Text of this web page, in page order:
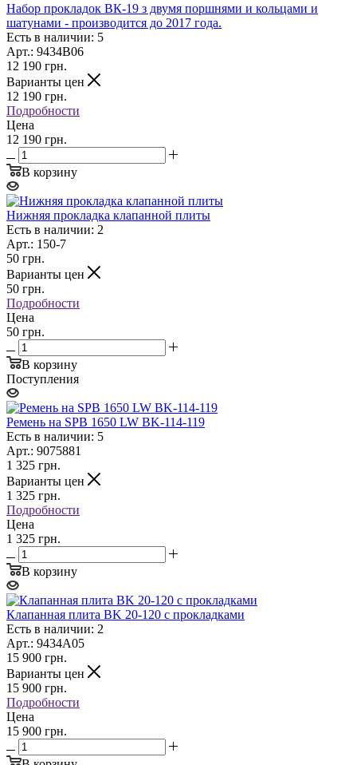
Набор прокладок ВК-19 з двумя поршнями и кольцами и
шатунами - производится до 2017 года.
Есть в наличии: 5
Арт.: 9434B06
12 190 грн.
Варианты цен
12 190 грн.
Подробности
Цена
12 190 грн.
В корзину
Нижняя прокладка клапанной плиты
Есть в наличии: 2
Арт.: 150-7
50 грн.
Варианты цен
50 грн.
Подробности
Цена
50 грн.
В корзину
Поступления
Ремень на SPB 1650 LW BK-114-119
Есть в наличии: 5
Арт.: 9075881
1 325 грн.
Варианты цен
1 325 грн.
Подробности
Цена
1 325 грн.
В корзину
Клапанная плита BK 20-120 с прокладками
Есть в наличии: 2
Арт.: 9434A05
15 900 грн.
Варианты цен
15 900 грн.
Подробности
Цена
15 900 грн.